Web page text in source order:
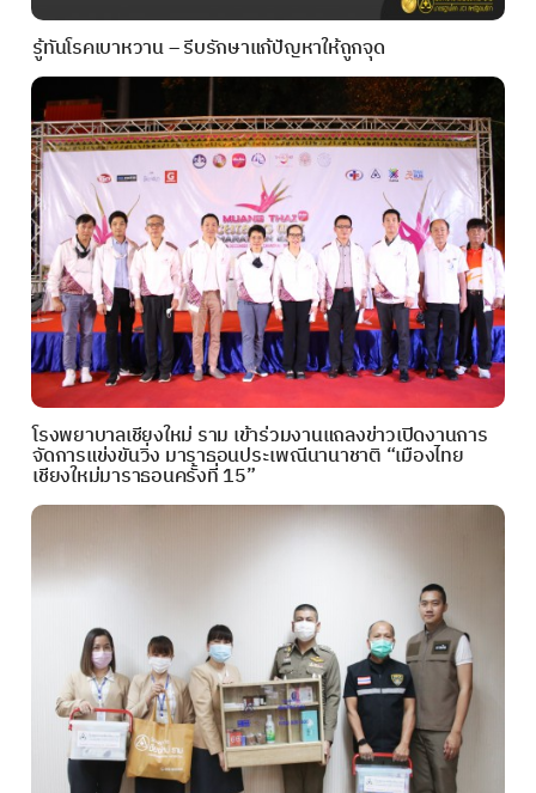
รู้ทันโรคเบาหวาน – รีบรักษาแก้ปัญหาให้ถูกจุด
โรงพยาบาลเชียงใหม่ ราม เข้าร่วมงานแถลงข่าวเปิดงานการ
จัดการแข่งขันวิ่ง มาราธอนประเพณีนานาชาติ “เมืองไทย
เชียงใหม่มาราธอนครั้งที่ 15”